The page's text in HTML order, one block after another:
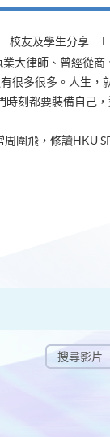
校友及學生分享
大律師、曾經從商
很多很多。人生，
刻都要裝備自己，
圍飛，修讀HKU
搜
尋